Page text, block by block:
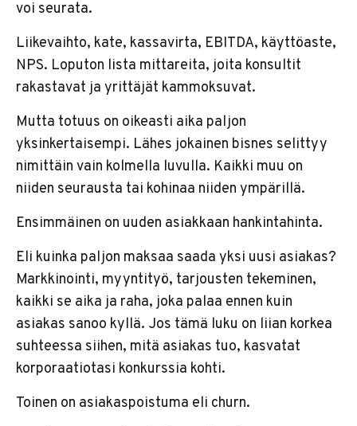
voi seurata.
Liikevaihto, kate, kassavirta, EBITDA, käyttöaste,
NPS. Loputon lista mittareita, joita konsultit
rakastavat ja yrittäjät kammoksuvat.
Mutta totuus on oikeasti aika paljon
yksinkertaisempi. Lähes jokainen bisnes selittyy
nimittäin vain kolmella luvulla. Kaikki muu on
niiden seurausta tai kohinaa niiden ympärillä.
Ensimmäinen on uuden asiakkaan hankintahinta.
Eli kuinka paljon maksaa saada yksi uusi asiakas?
Markkinointi, myyntityö, tarjousten tekeminen,
kaikki se aika ja raha, joka palaa ennen kuin
asiakas sanoo kyllä. Jos tämä luku on liian korkea
suhteessa siihen, mitä asiakas tuo, kasvatat
korporaatiotasi konkurssia kohti.
Toinen on asiakaspoistuma eli churn.